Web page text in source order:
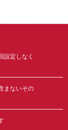
設定しなく
まないその